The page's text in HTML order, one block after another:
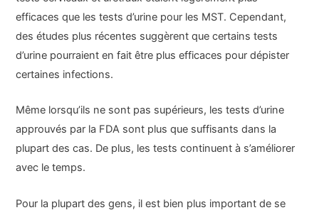
efficaces que les tests d’urine pour les MST. Cependant,
des études plus récentes suggèrent que certains tests
d’urine pourraient en fait être plus efficaces pour dépister
certaines infections.
Même lorsqu’ils ne sont pas supérieurs, les tests d’urine
approuvés par la FDA sont plus que suffisants dans la
plupart des cas. De plus, les tests continuent à s’améliorer
avec le temps.
Pour la plupart des gens, il est bien plus important de se